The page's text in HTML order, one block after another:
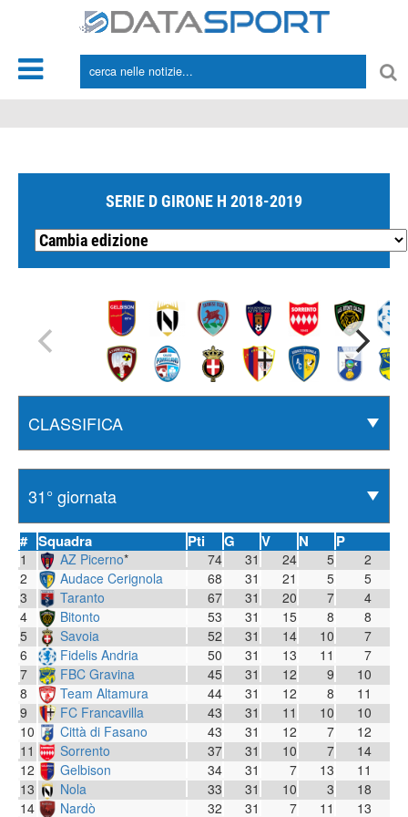
SERIE D GIRONE H 2018-2019
# Squadra Pti G V N P
1 AZ Picerno* 74 31 24 5
2
2
Audace Cerignola 68 31 21 5
5
3
Taranto 67 31 20 7
4
4
Bitonto 53 31 15 8
8
5
Savoia 52 31 14 10
7
6
Fidelis Andria 50 31 13 11
7
7
FBC Gravina 45 31 12 9
10
8
Team Altamura 44 31 12 8
11
9
FC Francavilla 43 31 11 10
10
10
Città di Fasano 43 31 12 7
12
11
Sorrento 37 31 10 7
14
12
Gelbison 34 31 7 13
11
13
Nola 33 31 10 3
18
14
Nardò 32 31 7 11 13